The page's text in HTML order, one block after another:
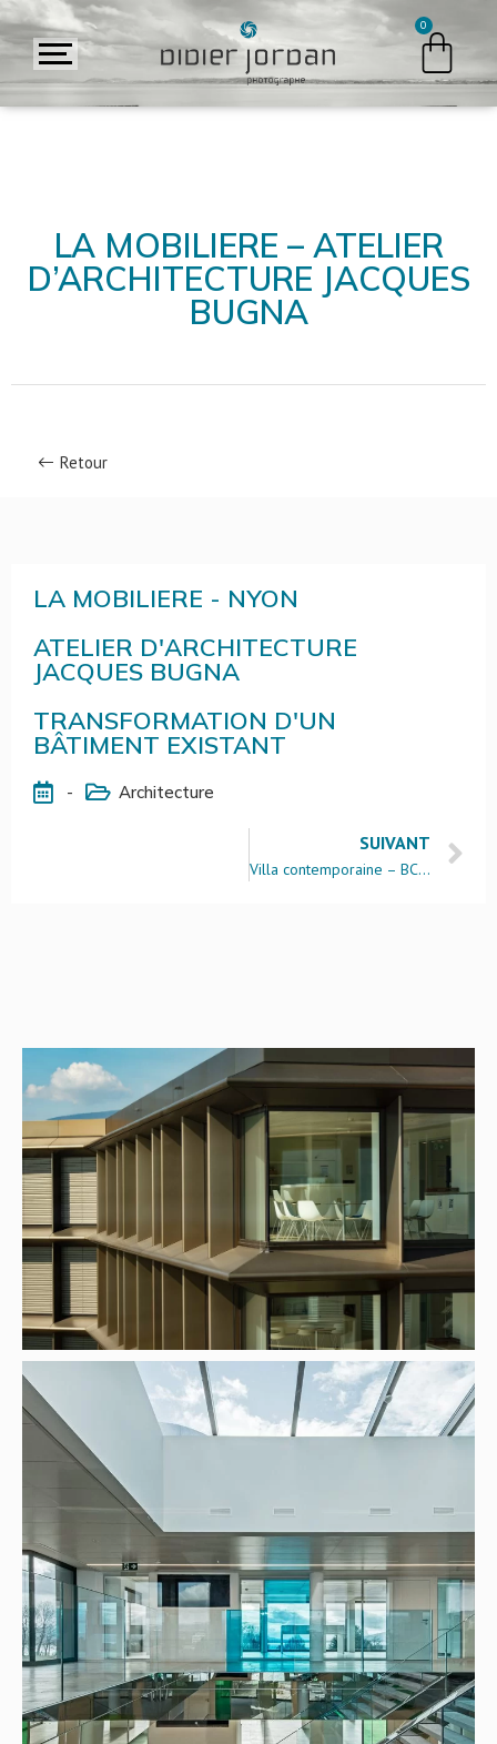
LA MOBILIERE – ATELIER
D’ARCHITECTURE JACQUES
BUGNA
Retour
LA MOBILIERE - NYON
ATELIER D'ARCHITECTURE
JACQUES BUGNA
TRANSFORMATION D'UN
BÂTIMENT EXISTANT
- Architecture
SUIVANT
Villa contemporaine – BCM Architectes